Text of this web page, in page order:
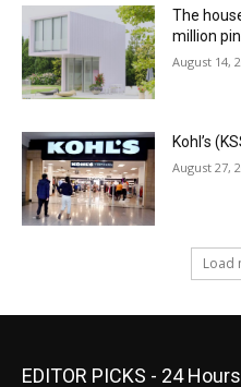
The
million
August 14,
Kohl’s
August 27,
Load
EDITOR PICKS - 24 Hours